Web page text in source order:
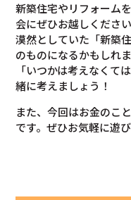
新築住宅やリフォーム
会にぜひお越しください
漠然としていた「新築
のものになるかもしれま
「いつかは考えなくて
緒に考えましょう！
また、今回はお金のこ
です。ぜひお気軽に遊